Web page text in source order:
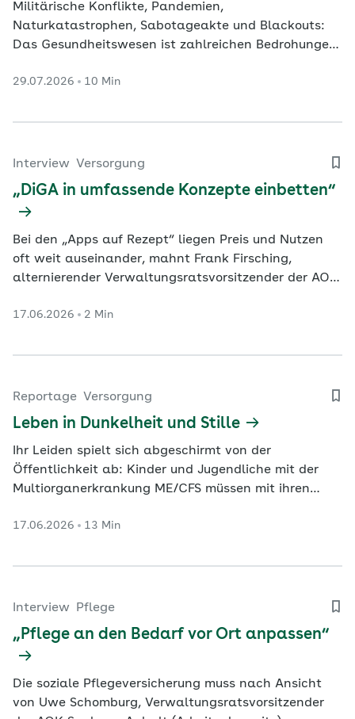
Militärische Konflikte, Pandemien,
Naturkatastrophen, Sabotageakte und Blackouts:
Das Gesundheitswesen ist zahlreichen Bedrohungen
Regierungsberater Christian Karagiannidis erläutert,
von der Politik mit Blick auf das geplante…
29.07.2026 10 Min
Interview Versorgung
„DiGA in umfassende Konzepte einbetten“
Bei den „Apps auf Rezept“ liegen Preis und Nutzen
oft weit auseinander, mahnt Frank Firsching,
alternierender Verwaltungsratsvorsitzender der AOK
17.06.2026 2 Min
Reportage Versorgung
Leben in Dunkelheit und Stille
Ihr Leiden spielt sich abgeschirmt von der
Öffentlichkeit ab: Kinder und Jugendliche mit der
Multiorganerkrankung ME/CFS müssen mit ihren
Schulbesuch nur teilweise oder gar nicht. Viele
Schmerzen. Bis zur endgültigen Diagnose machen sie
17.06.2026 13 Min
Interview Pflege
„Pflege an den Bedarf vor Ort anpassen“
Die soziale Pflegeversicherung muss nach Ansicht
von Uwe Schomburg, Verwaltungsratsvorsitzender